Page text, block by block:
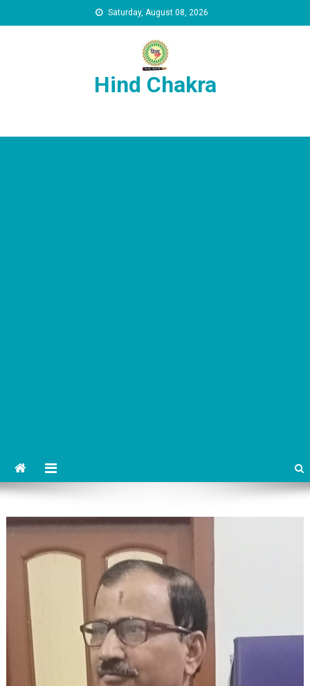
Saturday, August 08, 2026
Hind Chakra